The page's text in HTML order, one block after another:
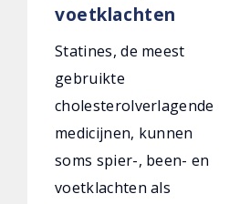
voetklachten
Statines, de meest
gebruikte
cholesterolverlagende
medicijnen, kunnen
soms spier-, been- en
voetklachten als